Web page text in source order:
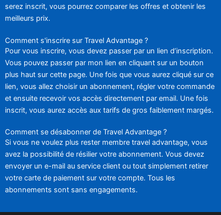
serez inscrit, vous pourrez comparer les offres et obtenir les
meilleurs prix.
Comment s'inscrire sur Travel Advantage ?
Pour vous inscrire, vous devez passer par un lien d’inscription.
Vous pouvez passer par mon lien en cliquant sur un bouton
plus haut sur cette page. Une fois que vous aurez cliqué sur ce
lien, vous allez choisir un abonnement, régler votre commande
et ensuite recevoir vos accès directement par email. Une fois
inscrit, vous aurez accès aux tarifs de gros faiblement margés.
Comment se désabonner de Travel Advantage ?
Si vous ne voulez plus rester membre travel advantage, vous
avez la possibilité de résilier votre abonnement. Vous devez
envoyer un e-mail au service client ou tout simplement retirer
votre carte de paiement sur votre compte. Tous les
abonnements sont sans engagements.